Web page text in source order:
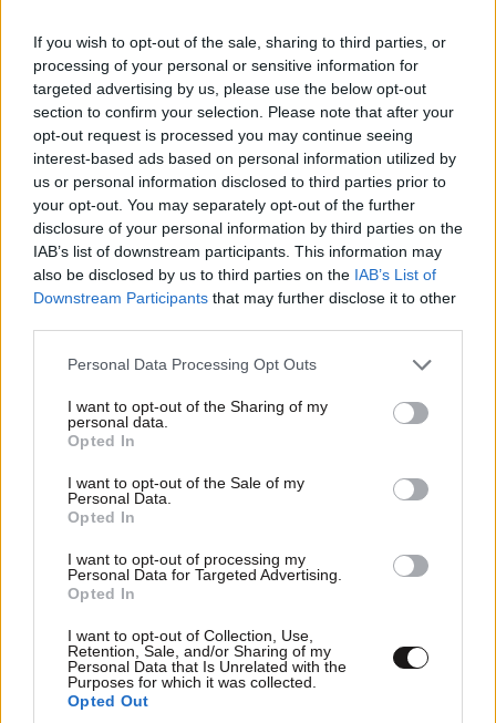
If you wish to opt-out of the sale, sharing to third parties, or
processing of your personal or sensitive information for
targeted advertising by us, please use the below opt-out
section to confirm your selection. Please note that after your
opt-out request is processed you may continue seeing
interest-based ads based on personal information utilized by
us or personal information disclosed to third parties prior to
your opt-out. You may separately opt-out of the further
disclosure of your personal information by third parties on the
IAB’s list of downstream participants. This information may
also be disclosed by us to third parties on the IAB’s List of
Downstream Participants that may further disclose it to other
Please note that this website/app uses one or more Google
not limited to your visit or usage behaviour. You may click to
grant or deny consent to Google and its third-party tags to
use your data for below specified purposes in below Google
consent section.
Personal Data Processing Opt Outs
I want to opt-out of the Sharing of my
personal data.
Opted In
I want to opt-out of the Sale of my
Personal Data.
Opted In
I want to opt-out of processing my
Personal Data for Targeted Advertising.
Opted In
I want to opt-out of Collection, Use,
Retention, Sale, and/or Sharing of my
Personal Data that Is Unrelated with the
Purposes for which it was collected.
Opted Out
6 ΣΧΌΛΙΑ ΑΝΑΓΝΩΣΤΏΝ
ΠΡΟΣΘΕΣΤΕ ΤΟ ΣΧΟΛΙΟ ΣΑΣ
Διαβάστε και ακολουθήστε τους κανόνες σχολιασμού